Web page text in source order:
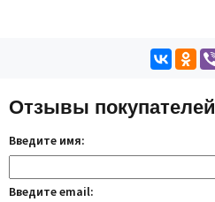
Отзывы покупателей
Введите имя:
Введите email: